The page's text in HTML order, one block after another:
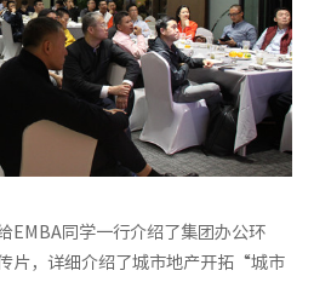
EMBA同学一行介绍了集团办公环
片，详细介绍了城市地产开拓“城市